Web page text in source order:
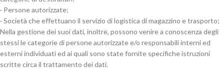
· Persone autorizzate;
· Società che effettuano il servizio di logistica di magazzino e trasporto;
Nella gestione dei suoi dati, inoltre, possono venire a conoscenza degli
stessi le categorie di persone autorizzate e/o responsabili interni ed
esterni individuati ed ai quali sono state fornite specifiche istruzioni
scritte circa il trattamento dei dati.